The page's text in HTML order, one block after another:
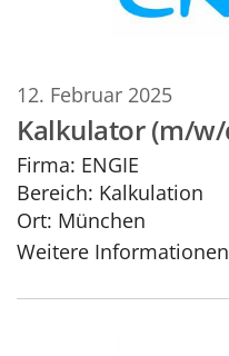
12. Februar 2025
Kalkulator (m/
Firma: ENGIE
Bereich: Kalkulation
Ort: München
Weitere